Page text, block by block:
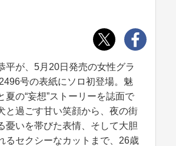
が、5月20日発売の女性グラ
号の表紙にソロ初登場。魅
夏の“妄想”ストーリーを誌面で
と過ごす甘い笑顔から、夜の街
憂いを帯びた表情、そして大胆
るセクシーなカットまで、26歳